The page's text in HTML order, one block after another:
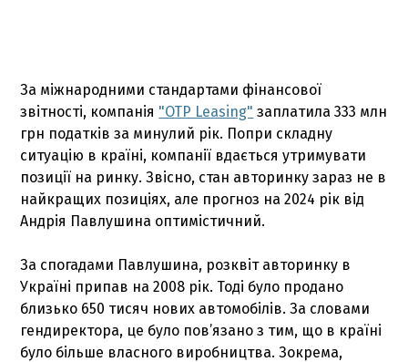
За міжнародними стандартами фінансової
звітності, компанія "OTP Leasing" заплатила 333 млн
грн податків за минулий рік. Попри складну
ситуацію в країні, компанії вдається утримувати
позиції на ринку. Звісно, стан авторинку зараз не в
найкращих позиціях, але прогноз на 2024 рік від
Андрія Павлушина оптимістичний.
За спогадами Павлушина, розквіт авторинку в
Україні припав на 2008 рік. Тоді було продано
близько 650 тисяч нових автомобілів. За словами
гендиректора, це було пов’язано з тим, що в країні
було більше власного виробництва. Зокрема,